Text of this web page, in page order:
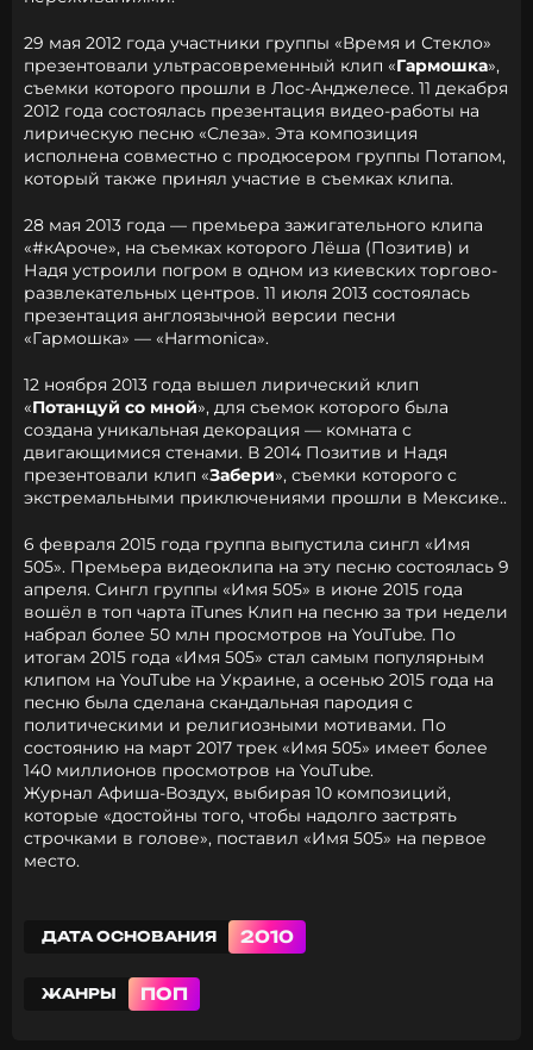
29 мая 2012 года участники группы «Время и Стекло»
презентовали ультрасовременный клип «Гармошка»,
съемки которого прошли в Лос-Анджелесе. 11 декабря
2012 года состоялась презентация видео-работы на
лирическую песню «Слеза». Эта композиция
исполнена совместно с продюсером группы Потапом,
который также принял участие в съемках клипа.
28 мая 2013 года — премьера зажигательного клипа
«#кАроче», на съемках которого Лёша (Позитив) и
Надя устроили погром в одном из киевских торгово-
развлекательных центров. 11 июля 2013 состоялась
презентация англоязычной версии песни
«Гармошка» — «Harmonica».
12 ноября 2013 года вышел лирический клип
«Потанцуй со мной», для съемок которого была
создана уникальная декорация — комната с
двигающимися стенами. В 2014 Позитив и Надя
презентовали клип «Забери», съемки которого с
экстремальными приключениями прошли в Мексике..
6 февраля 2015 года группа выпустила сингл «Имя
505». Премьера видеоклипа на эту песню состоялась 9
апреля. Cингл группы «Имя 505» в июне 2015 года
вошёл в топ чарта iTunes Клип на песню за три недели
набрал более 50 млн просмотров на YouTube. По
итогам 2015 года «Имя 505» стал самым популярным
клипом на YouTube на Украине, а осенью 2015 года на
песню была сделана скандальная пародия с
политическими и религиозными мотивами. По
состоянию на март 2017 трек «Имя 505» имеет более
140 миллионов просмотров на YouTube.
Журнал Афиша-Воздух, выбирая 10 композиций,
которые «достойны того, чтобы надолго застрять
строчками в голове», поставил «Имя 505» на первое
место.
ДАТА ОСНОВАНИЯ 2010
ЖАНРЫ ПОП